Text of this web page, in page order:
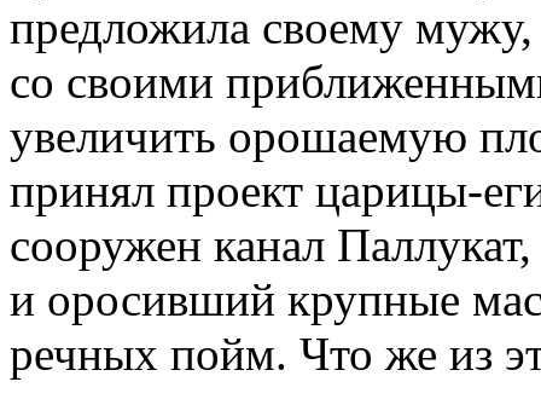
предложила своему мужу,
со своими
увеличить орошаемую
принял проект царицы-
сооружен канал
и оросивший крупные
речных пойм. Что же из